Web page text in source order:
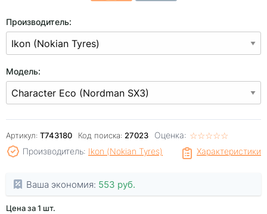
Производитель:
Модель:
Артикул: T743180 Код поиска: 27023 Оценка: ☆☆☆☆☆
★★★★★
Характеристики
Производитель: Ikon (Nokian Tyres)
Ваша экономия: 553 руб.
Цена за 1 шт.